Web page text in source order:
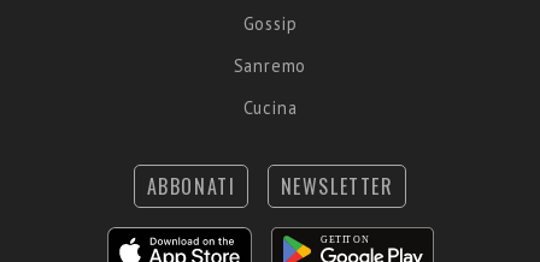
Gossip
Sanremo
Cucina
ABBONATI NEWSLETTER